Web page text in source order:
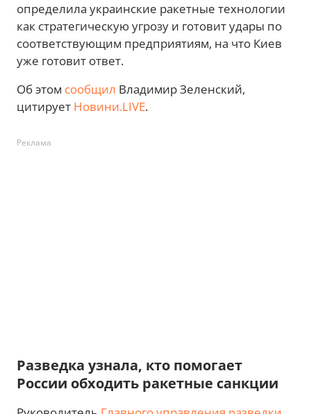
определила украинские ракетные технологии
как стратегическую угрозу и готовит удары по
соответствующим предприятиям, на что Киев
уже готовит ответ.
Об этом сообщил Владимир Зеленский,
цитирует Новини.LIVE.
Реклама
Разведка узнала, кто помогает
России обходить ракетные санкции